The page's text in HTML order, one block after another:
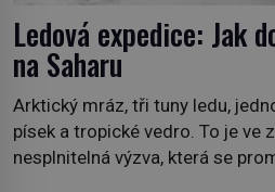
Ledová expedice: Jak
na Saharu
Arktický mráz, tři tuny ledu,
písek a tropické vedro. To je ve
nesplnitelná výzva, která se